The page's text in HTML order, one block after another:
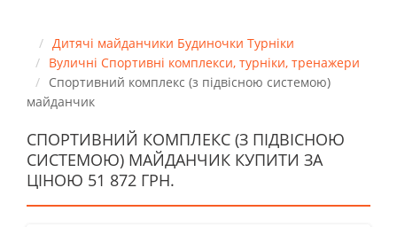
Дитячі майданчики Будиночки Турніки
Вуличні Спортивні комплекси, турніки, тренажери
Спортивний комплекс (з підвісною системою)
майданчик
СПОРТИВНИЙ КОМПЛЕКС (З ПІДВІСНОЮ
СИСТЕМОЮ) МАЙДАНЧИК КУПИТИ ЗА
ЦІНОЮ 51 872 ГРН.